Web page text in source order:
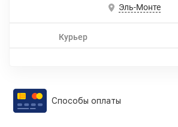
Эль-Монте
Курьер
Способы оплаты